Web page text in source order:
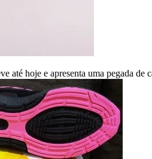
até hoje e apresenta uma pegada